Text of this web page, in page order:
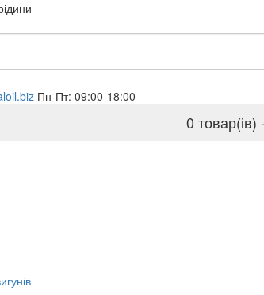
sales@globaloil.biz Пн-Пт: 09:00-18:00